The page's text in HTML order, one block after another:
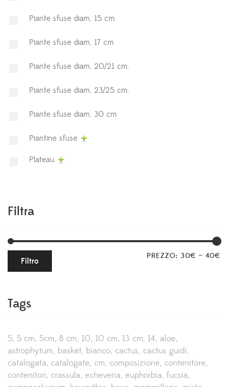
Piante sfuse diam. 15 cm.
Piante sfuse diam. 17 cm
Piante sfuse diam. 20/21 cm.
Piante sfuse diam. 23/25 cm.
Piante sfuse diam. 30 cm
Piantine sfuse
Plateau
Filtra
Filtro PREZZO: 30€ — 40€
Tags
5 5 cm 5cm 8 cm 10 10 cm 13 cm 14 aloe
astrophytum basket bianco cactus cactus guidi
catalogata catalogate cm composizione contenitore
contenitori crassula echeveria euphorbia fucsia